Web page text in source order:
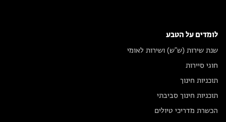
לומדים על הטבע
שנת שירות (ש"ש) ושירות לאומי
חוגי סיירות
תוכניות חינוך
תוכניות חינוך סביבתי
הכשרת מדריכי טיולים